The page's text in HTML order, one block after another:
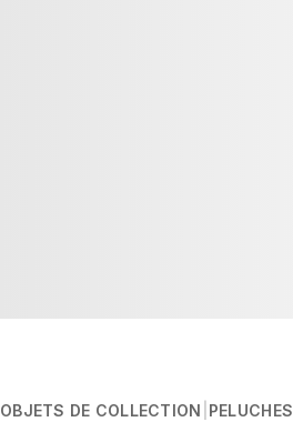
OBJETS DE COLLECTION PELUCHES